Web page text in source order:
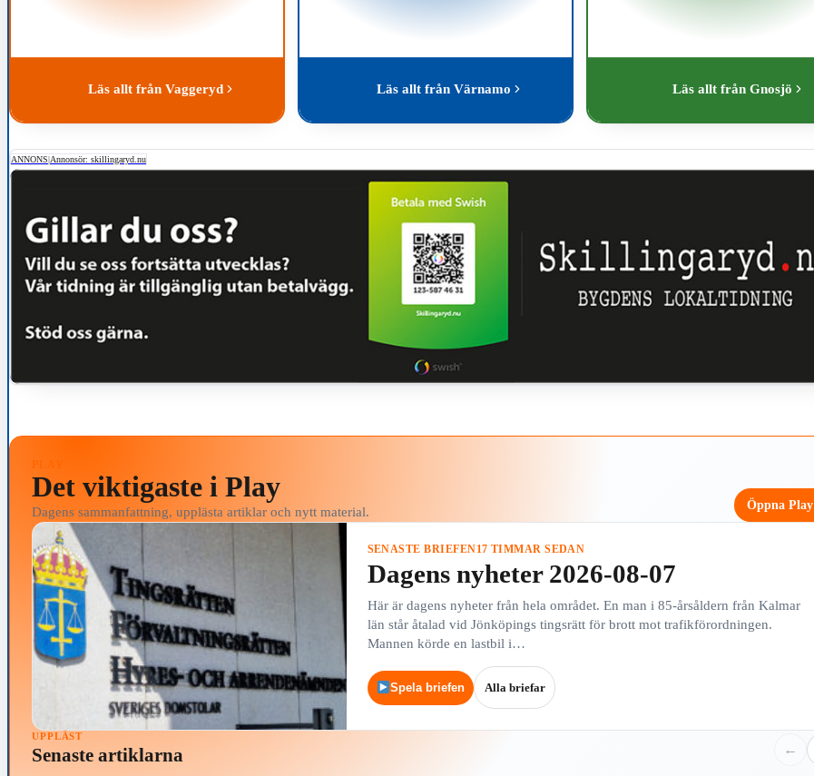
Läs allt från Vaggeryd Läs allt från Värnamo Läs allt från Gnosjö
PLAY
Det viktigaste i Play
Dagens sammanfattning, upplästa artiklar och nytt material. Öppna Play
SENASTE BRIEFEN17 TIMMAR SEDAN
Dagens nyheter 2026-08-07
Här är dagens nyheter från hela området. En man i 85-årsåldern från Kalmar
län står åtalad vid Jönköpings tingsrätt för brott mot trafikförordningen.
Mannen körde en lastbil i…
Spela briefen Alla briefar
UPPLÄST
Senaste artiklarna ←
ANNONS|Annonsör: skillingaryd.nu